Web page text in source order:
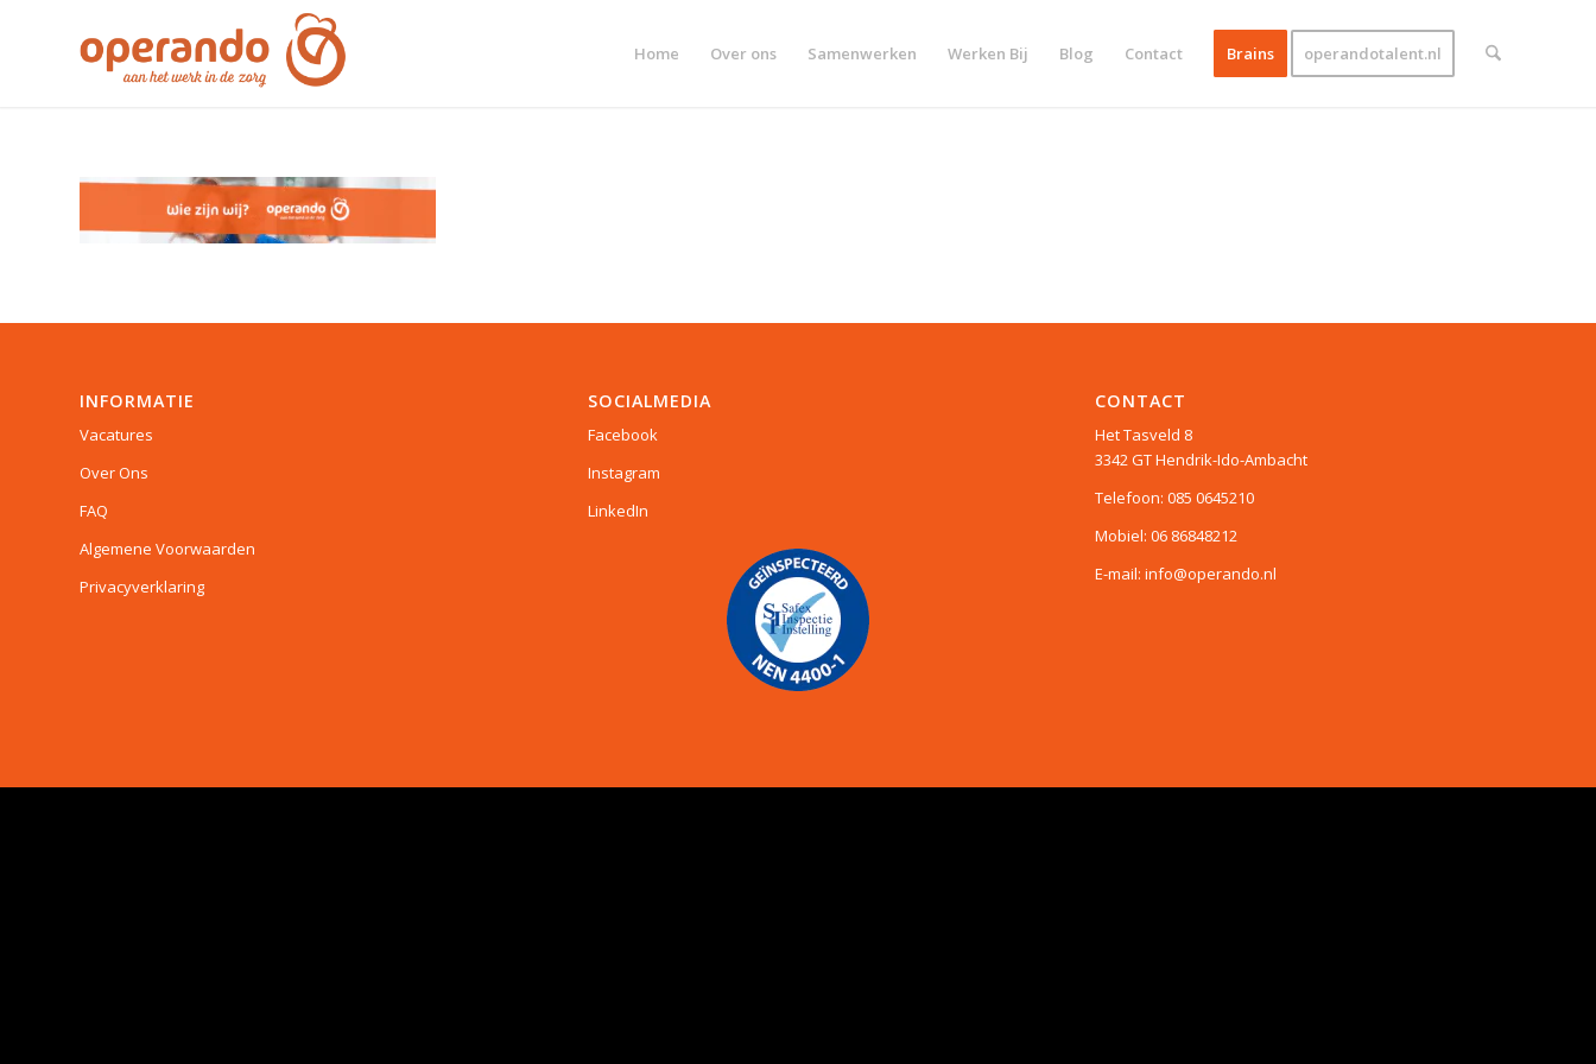
Home Over ons Samenwerken Werken Bij Blog Contact Brains operandotalent.nl
INFORMATIE
Vacatures
Over Ons
FAQ
Algemene Voorwaarden
Privacyverklaring
SOCIALMEDIA
Facebook
Instagram
LinkedIn
CONTACT
Het Tasveld 8
3342 GT Hendrik-Ido-Ambacht
Telefoon: 085 0645210
Mobiel: 06 86848212
E-mail: info@operando.nl